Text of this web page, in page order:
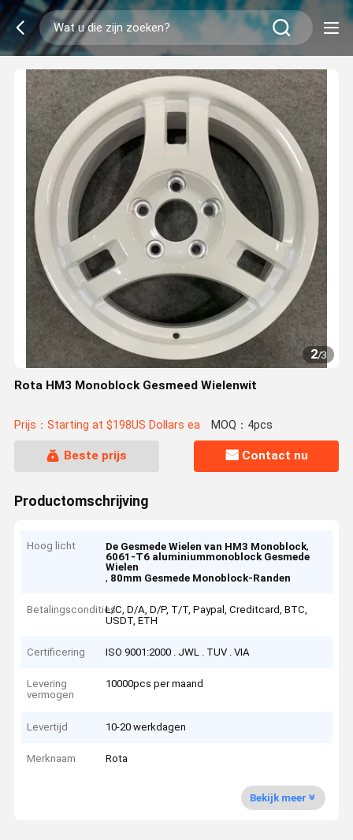
2/3
Rota HM3 Monoblock Gesmeed Wielenwit
Prijs：Starting at $198US Dollars ea MOQ：4pcs
Beste prijs Contact nu
Productomschrijving
Hoog licht De Gesmede Wielen van HM3 Monoblock,
6061-T6 aluminiummonoblock Gesmede
Wielen
, 80mm Gesmede Monoblock-Randen
BetalingsconditiesL/C, D/A, D/P, T/T, Paypal, Creditcard, BTC,
USDT, ETH
Certificering ISO 9001:2000 . JWL . TUV . VIA
Levering
vermogen
10000pcs per maand
Levertijd 10-20 werkdagen
Merknaam Rota
Bekijk meer